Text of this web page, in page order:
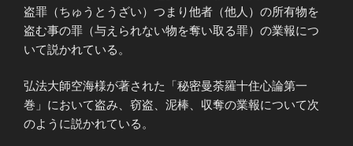
盗罪（ちゅうとうざい）つまり他者（他人）の所有物を
盗む事の罪（与えられない物を奪い取る罪）の業報につ
いて説かれている。
弘法大師空海様が著された「秘密曼荼羅十住心論第一
巻」において盗み、窃盗、泥棒、収奪の業報について次
のように説かれている。